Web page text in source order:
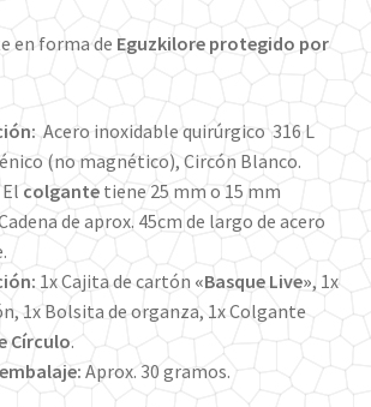
en forma de Eguzkilore protegido por
Acero inoxidable quirúrgico 316 L
(no magnético), Circón Blanco.
El colgantetiene 25 mm o 15 mm
de aprox. 45cm de largo de acero
1x Cajita de cartón «Basque Live», 1x
1x Bolsita de organza, 1x Colgante
Círculo.
Aprox. 30 gramos.